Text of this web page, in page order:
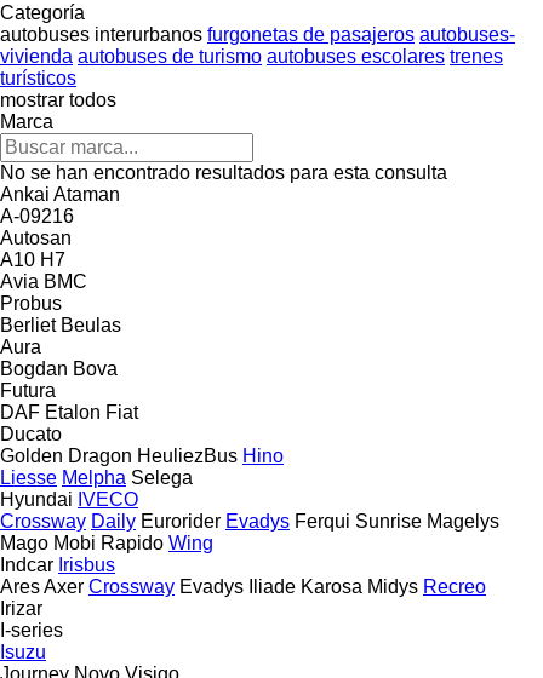
Categoría
autobuses interurbanos furgonetas de pasajeros autobuses-
vivienda autobuses de turismo autobuses escolares trenes
turísticos
mostrar todos
Marca
No se han encontrado resultados para esta consulta
Ankai Ataman
A-09216
Autosan
A10 H7
Avia BMC
Probus
Berliet Beulas
Aura
Bogdan Bova
Futura
DAF Etalon Fiat
Ducato
Golden Dragon HeuliezBus Hino
Liesse Melpha Selega
Hyundai IVECO
Crossway Daily Eurorider Evadys Ferqui Sunrise Magelys
Mago Mobi Rapido Wing
Indcar Irisbus
AresAxer Crossway Evadys Iliade Karosa Midys Recreo
Irizar
I-series
Isuzu
Journey Novo Visigo